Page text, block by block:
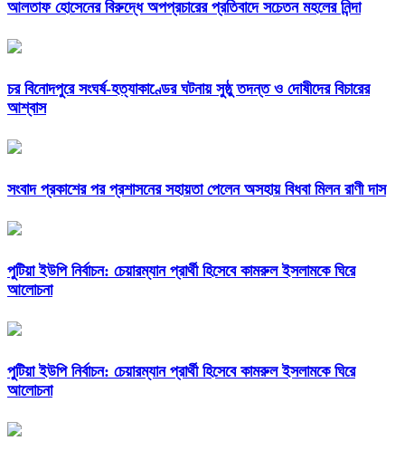
আলতাফ হোসেনের বিরুদ্ধে অপপ্রচারের প্রতিবাদে সচেতন মহলের নিন্দা
চর বিনোদপুরে সংঘর্ষ-হত্যাকাণ্ডের ঘটনায় সুষ্ঠু তদন্ত ও দোষীদের বিচারের
আশ্বাস
সংবাদ প্রকাশের পর প্রশাসনের সহায়তা পেলেন অসহায় বিধবা মিলন রাণী দাস
পুটিয়া ইউপি নির্বাচন: চেয়ারম্যান প্রার্থী হিসেবে কামরুল ইসলামকে ঘিরে
আলোচনা
পুটিয়া ইউপি নির্বাচন: চেয়ারম্যান প্রার্থী হিসেবে কামরুল ইসলামকে ঘিরে
আলোচনা